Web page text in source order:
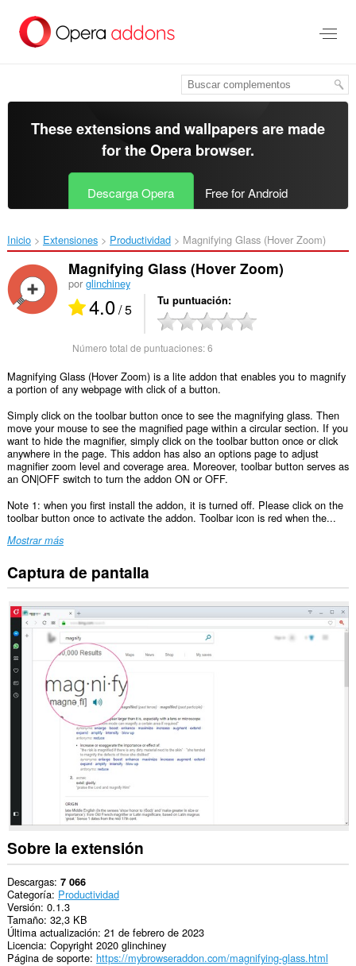
contenido
These extensions and wallpapers are made
for theOpera browser.
Descarga Opera Free for Android
Inicio Extensiones Productividad Magnifying Glass (Hover Zoom)‎
Magnifying Glass (Hover Zoom)
por glinchiney
4.0/ 5 Tu puntuación
Número total de puntuaciones:6
Magnifying Glass (Hover Zoom) is a lite addon that enables you to magnify
a portion of any webpage with click of a button.
Simply click on the toolbar button once to see the magnifying glass. Then
move your mouse to see the magnified page within a circular section. If you
want to hide the magnifier, simply click on the toolbar button once or click
anywhere in the page. This addon has also an options page to adjust
magnifier zoom level and coverage area. Moreover, toolbar button serves as
an ON|OFF switch to turn the addon ON or OFF.
Note 1: when you first install the addon, it is turned off. Please click on the
toolbar button once to activate the addon. Toolbar icon is red when the...
Mostrar más
Captura de pantalla
Sobre la extensión
Descargas 7 066
Categoría Productividad
Versión 0.1.3
Tamaño 32,3 KB
Última actualización 21 de febrero de 2023
Licencia Copyright 2020 glinchiney
Página de soporte https://mybrowseraddon.com/magnifying-glass.html